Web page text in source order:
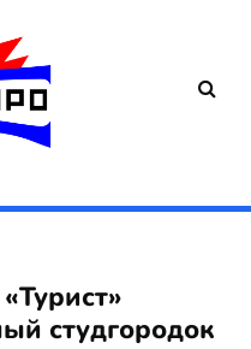
студгородок